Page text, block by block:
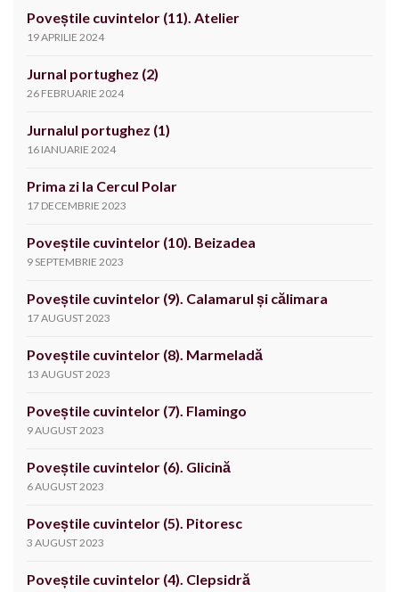
Poveștile cuvintelor (11). Atelier
19 APRILIE 2024
Jurnal portughez (2)
26 FEBRUARIE 2024
Jurnalul portughez (1)
16 IANUARIE 2024
Prima zi la Cercul Polar
17 DECEMBRIE 2023
Poveștile cuvintelor (10). Beizadea
9 SEPTEMBRIE 2023
Poveștile cuvintelor (9). Calamarul și călimara
17 AUGUST 2023
Poveștile cuvintelor (8). Marmeladă
13 AUGUST 2023
Poveștile cuvintelor (7). Flamingo
9 AUGUST 2023
Poveștile cuvintelor (6). Glicină
6 AUGUST 2023
Poveștile cuvintelor (5). Pitoresc
3 AUGUST 2023
Poveștile cuvintelor (4). Clepsidră